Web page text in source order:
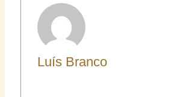
Luís Branco